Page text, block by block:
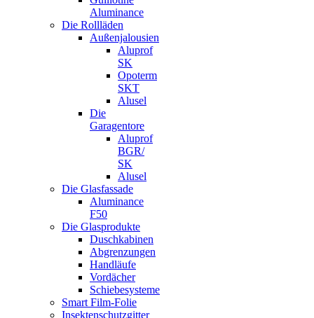
Aluminance
Die Rollläden
Außenjalousien
Aluprof
SK
Opoterm
SKT
Alusel
Die
Garagentore
Aluprof
BGR/
SK
Alusel
Die Glasfassade
Aluminance
F50
Die Glasprodukte
Duschkabinen
Abgrenzungen
Handläufe
Vordächer
Schiebesysteme
Smart Film-Folie
Insektenschutzgitter